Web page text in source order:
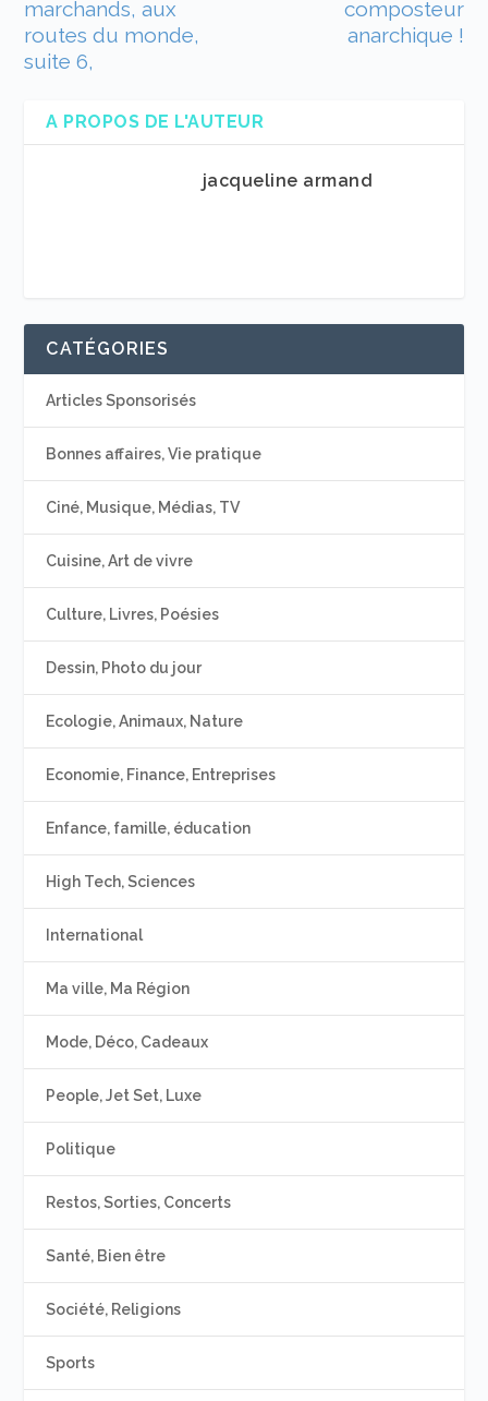
marchands, aux
routes du monde,
suite 6,
composteur
anarchique !
A PROPOS DE L'AUTEUR
jacqueline armand
CATÉGORIES
Articles Sponsorisés
Bonnes affaires, Vie pratique
Ciné, Musique, Médias, TV
Cuisine, Art de vivre
Culture, Livres, Poésies
Dessin, Photo du jour
Ecologie, Animaux, Nature
Economie, Finance, Entreprises
Enfance, famille, éducation
High Tech, Sciences
International
Ma ville, Ma Région
Mode, Déco, Cadeaux
People, Jet Set, Luxe
Politique
Restos, Sorties, Concerts
Santé, Bien être
Société, Religions
Sports